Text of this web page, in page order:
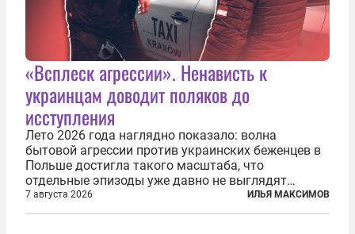
«Всплеск агрессии». Ненависть к
украинцам доводит поляков до
исступления
Лето 2026 года наглядно показало: волна
бытовой агрессии против украинских беженцев в
Польше достигла такого масштаба, что
отдельные эпизоды уже давно не выглядят
случайными. Поляки, судя по происходящему,
буквально теряют рассудок от ненависти к
7 августа 2026 ИЛЬЯ МАКСИМОВ